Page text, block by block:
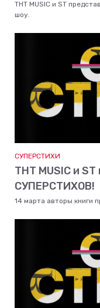
ТНТ MUSIC и ST
шоу.
СУПЕРСТИХИ
ТНТ MUSIC и
СУПЕРСТИХОВ!
14 марта авторы книги